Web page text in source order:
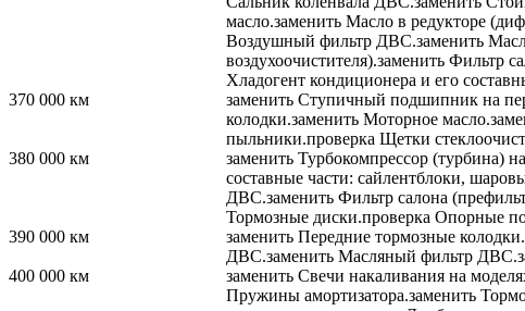
масло.заменить Масло в редукторе
Воздушный фильтр ДВС.заменить
воздухоочистителя).заменить Фильтр
Хладогент кондиционера и его
370 000 км заменить Ступичный подшипник на
колодки.заменить Моторное масло.
пыльники.проверка Щетки
380 000 км заменить Турбокомпрессор (турбина)
составные части: сайлентблоки,
ДВС.заменить Фильтр салона
Тормозные диски.проверка Опорные
390 000 км заменить Передние тормозные колодки.
ДВС.заменить Масляный фильтр ДВС.
400 000 км заменить Свечи накаливания на
Пружины амортизатора.заменить